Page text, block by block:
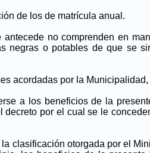
de los de matrícula anual.
no comprenden en
negras o potables de que
acordadas por la
a los beneficios de la
por el cual se le
clasificación otorgada por el